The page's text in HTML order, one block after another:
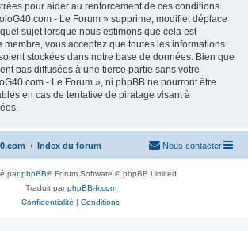
pour aider au renforcement de ces conditions.
- Le Forum » supprime, modifie, déplace
sujet lorsque nous estimons que cela est
membre, vous acceptez que toutes les informations
stockées dans notre base de données. Bien que
pas diffusées à une tierce partie sans votre
- Le Forum », ni phpBB ne pourront être
en cas de tentative de piratage visant à
Index du forum Nous contacter
parphpBB® Forum Software © phpBB Limited
Traduit parphpBB-fr.com
Confidentialité | Conditions